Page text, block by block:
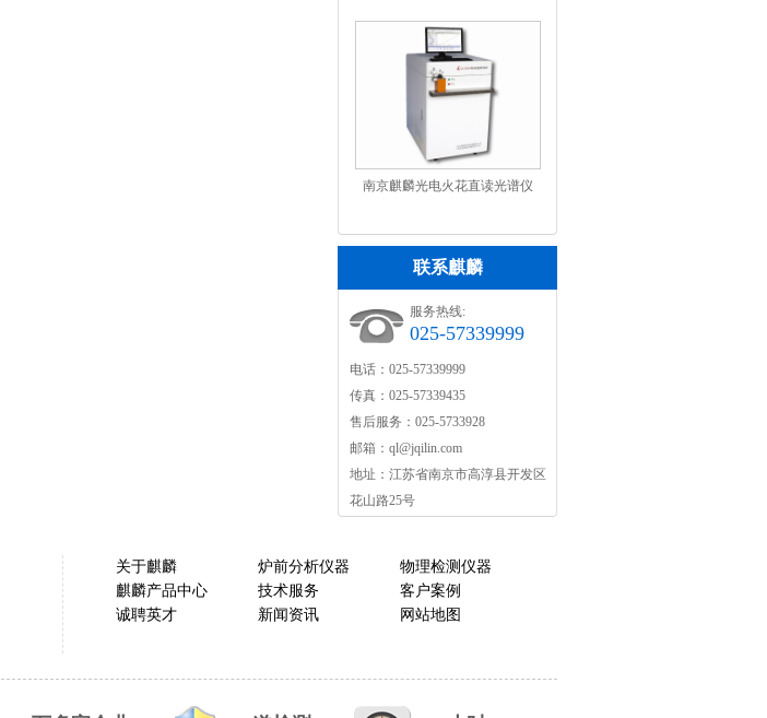
南京麒麟光电火花直读光谱仪
联系麒麟
服务热线:
025-57339999
电话：025-57339999
传真：025-57339435
售后服务：025-5733928
邮箱： ql@jqilin.com
地址：江苏省南京市高淳县开发区
花山路25号
关于麒麟 炉前分析仪器
物理检测仪器
麒麟产品中心
技术服务
客户案例
诚聘英才
新闻资讯 网站地图